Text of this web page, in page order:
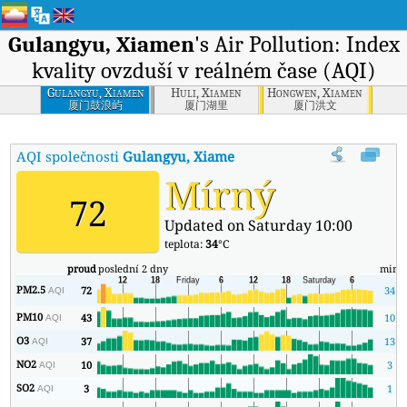
Gulangyu, Xiamen's Air Pollution: Index
kvality ovzduší v reálném čase (AQI)
Gulangyu, Xiamen
厦门鼓浪屿
Huli, Xiamen
厦门湖里
Hongwen, Xiamen
厦门洪文
AQI společnostiGulangyu, Xiamen Index kvality vzduchu v
72 Mírný
Updated on Saturday 10:00
teplota:34°C
proudposlední 2 dny min
PM2.5AQI 72 34
PM10AQI 43 10
O3AQI 37 13
NO2AQI 10 3
SO2AQI 3
1